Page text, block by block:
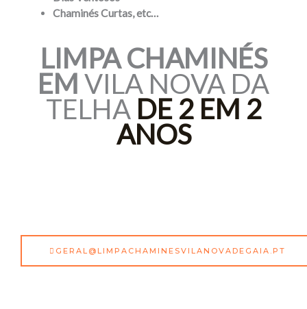
Chaminés Curtas, etc…
LIMPACHAMINÉS
EM VILA NOVA DA
TELHADE 2 EM 2
ANOS
GERAL@LIMPACHAMINESVILANOVADEGAIA.PT